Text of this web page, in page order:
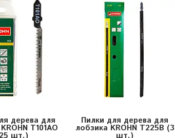
дерева для
T101AO
шт.)
Пилки для дерева для
лобзика KROHN T225B (3
шт.)